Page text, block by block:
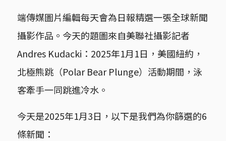
端傳媒圖片編輯每天會為日報精選一張全球新聞
攝影作品。今天的題圖來自美聯社攝影記者
Andres Kudacki：2025年1月1日，美國紐約，
北極熊跳（Polar Bear Plunge）活動期間，泳
客牽手一同跳進冷水。
今天是2025年1月3日，以下是我們為你篩選的6
條新聞：